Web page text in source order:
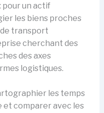
pour un actif
les biens proches
de transport
cherchant des
des axes
logistiques.
les temps
et comparer avec les